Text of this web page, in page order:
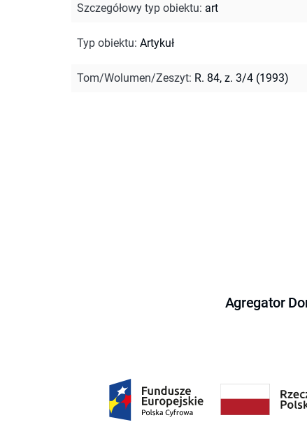
Szczegółowy typ obiektu: art
Typ obiektu: Artykuł
Tom/Wolumen/Zeszyt: R. 84, z. 3/4 (1993)
Agregator